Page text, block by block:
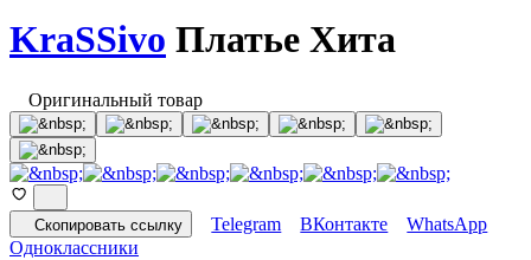
KraSSivo Платье Хита
Оригинальный товар
Скопировать ссылку Telegram ВКонтакте
WhatsApp
Одноклассники